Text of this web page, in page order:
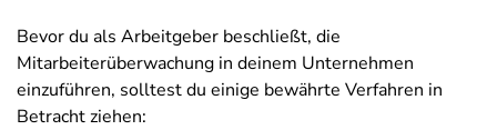
Bevor du als Arbeitgeber beschließt, die
Mitarbeiterüberwachung in deinem Unternehmen
einzuführen, solltest du einige bewährte Verfahren in
Betracht ziehen: